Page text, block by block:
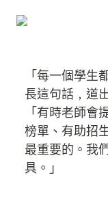
「每一個學
長這句話，道
「有時老師
榜單、有助招
最重要的。我
具。」